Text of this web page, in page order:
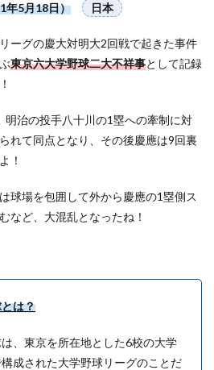
年5月18日） 日本
ーグの慶大対明大2回戦で起きた事件
東京六大学野球二大不祥事として記録
明治の投手八十川の1塁への牽制に対
れて同点となり、その後慶應は9回裏
！
球場を包囲して外から慶應の1塁側ス
など、大混乱となったね！
は？
、東京を所在地とした6校の大学
成された大学野球リーグのことだ